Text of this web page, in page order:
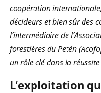
coopération
décideurs et bien sûr des
l’intermédiaire de
forestières du Petén
un rôle clé dans la
L’exploitation